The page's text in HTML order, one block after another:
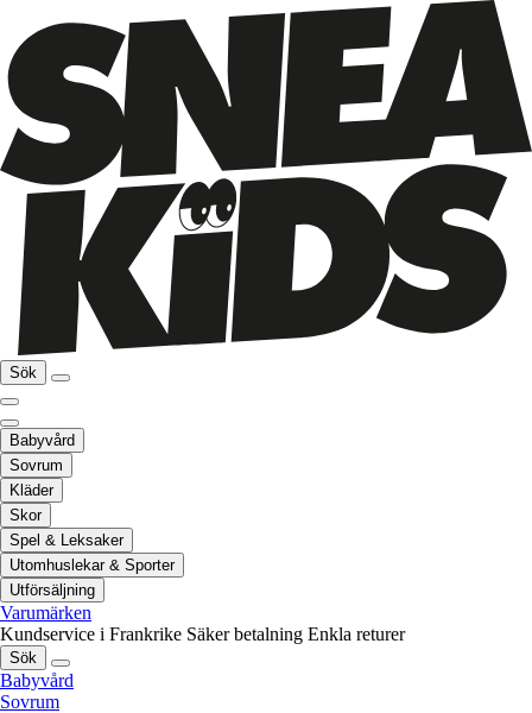
Sök
Babyvård
Sovrum
Kläder
Skor
Spel & Leksaker
Utomhuslekar & Sporter
Utförsäljning
Varumärken
Kundservice i Frankrike Säker betalning Enkla returer
Sök
Babyvård
Sovrum